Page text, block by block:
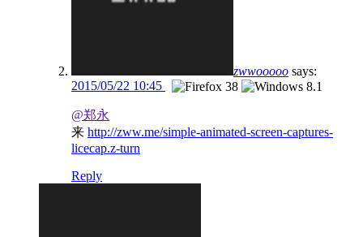
zwwooooo says:
2015/05/22 10:45
@郑永
来 http://zww.me/simple-animated-screen-captures-
licecap.z-turn
Reply